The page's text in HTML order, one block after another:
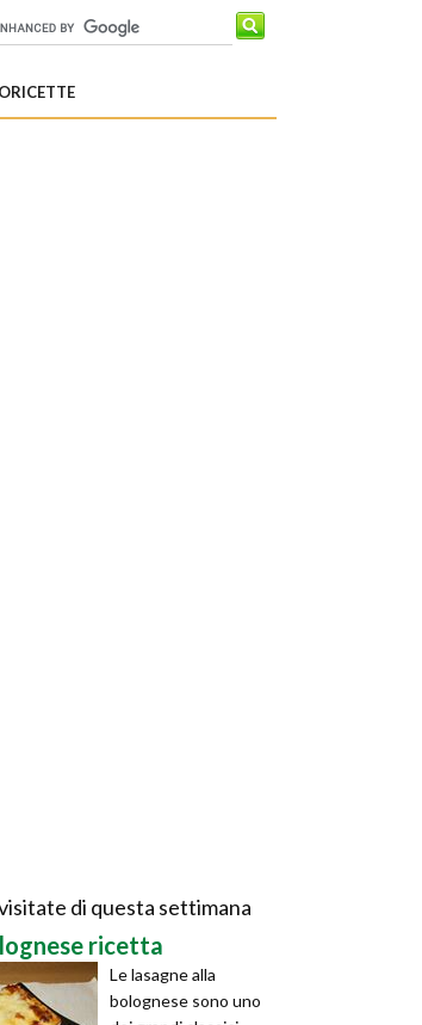
di questa settimana
ricetta
Le lasagne alla
bolognese sono uno